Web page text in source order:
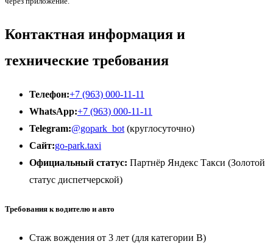
Контактная информация и
технические требования
Телефон:+7 (963) 000-11-11
WhatsApp:+7 (963) 000-11-11
Telegram:@gopark_bot (круглосуточно)
Сайт:go-park.taxi
Официальный статус: Партнёр Яндекс Такси (Золотой
статус диспетчерской)
Требования к водителю и авто
Стаж вождения от 3 лет (для категории B)